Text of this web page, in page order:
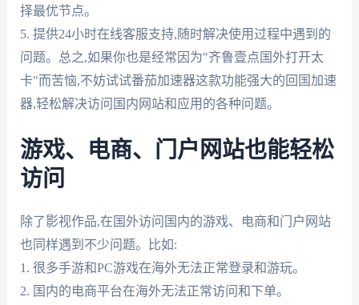
择最优节点。
5. 提供24小时在线客服支持,随时解决使用过程中遇到的
问题。总之,如果你也是经常因为"齐鲁壹点国外打开太
卡"而苦恼,不妨试试番茄加速器这款功能强大的回国加速
器,轻松解决访问国内网站和应用的各种问题。
游戏、电商、门户网站也能轻松
访问
除了影视作品,在国外访问国内的游戏、电商和门户网站
也同样遇到不少问题。比如:
1. 很多手游和PC游戏在海外无法正常登录和游玩。
2. 国内的电商平台在海外无法正常访问和下单。